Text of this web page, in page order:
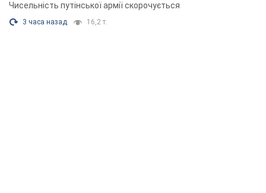
Чисельність путінської армії скорочується
3 часа назад 16,2 т.